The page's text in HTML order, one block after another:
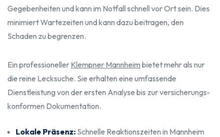
Gegebenheiten und kann im Notfall schnell vor Ort sein. Dies
minimiert Wartezeiten und kann dazu beitragen, den
Schaden zu begrenzen.
Ein professioneller Klempner Mannheim bietet mehr als nur
die reine Lecksuche. Sie erhalten eine umfassende
Dienstleistung von der ersten Analyse bis zur versicherungs-
konformen Dokumentation.
Lokale Präsenz: Schnelle Reaktionszeiten in Mannheim